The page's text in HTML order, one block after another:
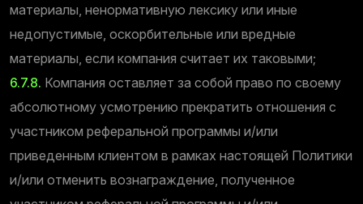
материалы, ненормативную лексику или иные
недопустимые, оскорбительные или вредные
материалы, если компания считает их таковыми;
6.7.8. Компания оставляет за собой право по своему
абсолютному усмотрению прекратить отношения с
участником реферальной программы и/или
приведенным клиентом в рамках настоящей Политики
и/или отменить вознаграждение, полученное